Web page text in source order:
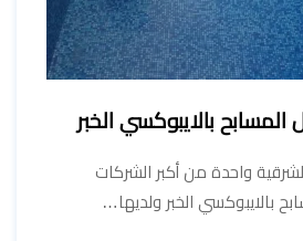
بالايبوكسي الخبر
واحدة من أكبر الشركات
بالايبوكسي الخبر ولديها…